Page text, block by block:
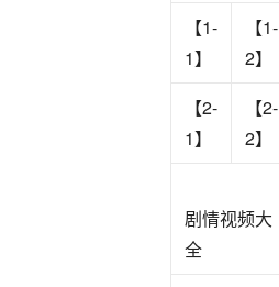
【1-
1】
【1-
2】
【2-
1】
【2-
2】
剧情视频大
全